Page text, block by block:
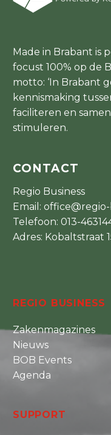
Made in Brabant is
focust 100% op de
motto: ‘In Brabant
kennismaking
faciliteren en
stimuleren.
CONTACT
Regio Business
Email: office@regio-
Telefoon: 013-
Adres: Kobaltstraat
REGIO BUSINESS
Zakenmagazines
Nieuws
BOB Events
Agenda
SUPPORT